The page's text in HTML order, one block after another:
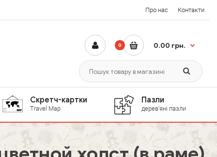
Про нас Контакти
0 0.00 грн.
Скретч-картки
Travel Map
Пазли
дерев'яні пазли